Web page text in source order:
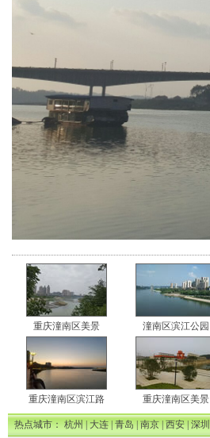
重庆潼南区美景 潼南区滨江公园
重庆潼南区滨江路 重庆潼南区美景
热点城市：杭州|大连|青岛|南京|西安|深圳